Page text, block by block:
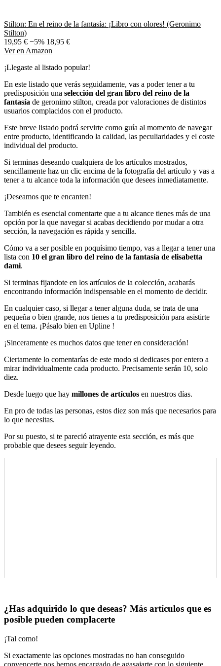
Stilton: En el reino de la fantasía: ¡Libro con olores! (Geronimo
Stilton)
19,95 € −5% 18,95 €
Ver en Amazon
¡Llegaste al listado popular!
En este listado que verás seguidamente, vas a poder tener a tu
predisposición una selección del gran libro del reino de la
fantasía de geronimo stilton, creada por valoraciones de distintos
usuarios complacidos con el producto.
Este breve listado podrá servirte como guía al momento de navegar
entre producto, identificando la calidad, las peculiaridades y el coste
individual del producto.
Si terminas deseando cualquiera de los artículos mostrados,
sencillamente haz un clic encima de la fotografía del artículo y vas a
tener a tu alcance toda la información que desees inmediatamente.
¡Deseamos que te encanten!
También es esencial comentarte que a tu alcance tienes más de una
opción por la que navegar si acabas decidiendo por mudar a otra
sección, la navegación es rápida y sencilla.
Cómo va a ser posible en poquísimo tiempo, vas a llegar a tener una
lista con 10 el gran libro del reino de la fantasía de elisabetta
dami.
Si terminas fijandote en los artículos de la colección, acabarás
encontrando información indispensable en el momento de decidir.
En cualquier caso, si llegar a tener alguna duda, se trata de una
pequeña o bien grande, nos tienes a tu predisposición para asistirte
en el tema. ¡Pásalo bien en Upline !
¡Sinceramente es muchos datos que tener en consideración!
Ciertamente lo comentarías de este modo si dedicases por entero a
mirar individualmente cada producto. Precisamente serán 10, solo
diez.
Desde luego que hay millones de artículos en nuestros días.
En pro de todas las personas, estos diez son más que necesarios para
lo que necesitas.
Por su puesto, si te pareció atrayente esta sección, es más que
probable que desees seguir leyendo.
¿Has adquirido lo que deseas? Más artículos que es
posible pueden complacerte
¡Tal como!
Si exactamente las opciones mostradas no han conseguido
convencerte,nos hemos encargado de agasajarte con lo siguiente.